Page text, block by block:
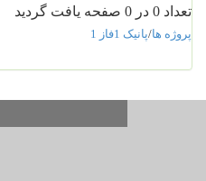
تعداد 0 در 0 صفحه یافت گردید
پروژه ها/پانیک 1فاز 1